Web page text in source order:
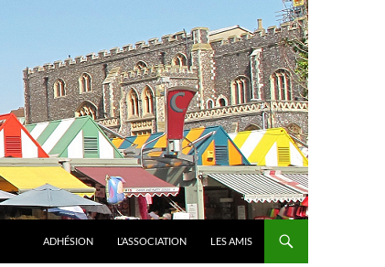
ADHÉSION L’ASSOCIATION LES AMIS